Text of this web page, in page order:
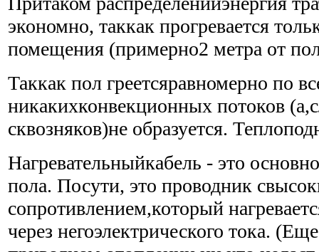
экономно, таккак прогревается
помещения (примерно2 метра от
Таккак пол греетсяравномерно по
никакихконвекционных потоков
сквозняков)не образуется.
Нагревательныйкабель - это
пола. Посути, это проводник
сопротивлением,который
через негоэлектрического тока.